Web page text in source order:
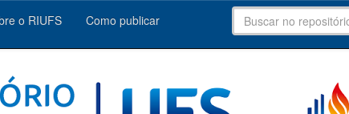
o RIUFS Como publicar